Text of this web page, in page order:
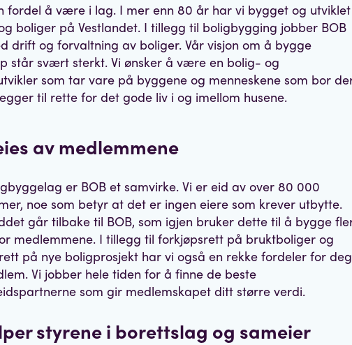
fordel å være i lag. I mer enn 80 år har vi bygget og utviklet
boliger på Vestlandet. I tillegg til boligbygging jobber BOB
drift og forvaltning av boliger. Vår visjon om å bygge
står svært sterkt. Vi ønsker å være en bolig- og
som tar vare på byggene og menneskene som bor
til rette for det gode liv i og imellom husene.
av medlemmene
er BOB et samvirke. Vi er eid av over 80 000
noe som betyr at det er ingen eiere som krever utbytte.
går tilbake til BOB, som igjen bruker dette til å bygge
medlemmene. I tillegg til forkjøpsrett på bruktboliger og
på nye boligprosjekt har vi også en rekke fordeler for deg
Vi jobber hele tiden for å finne de beste
som gir medlemskapet ditt større verdi.
styrene i borettslag og sameier